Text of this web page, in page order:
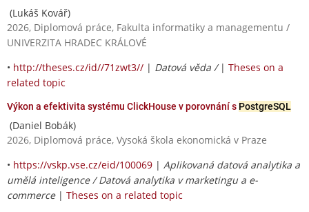
(Lukáš Kovář)
2026, Diplomová práce, Fakulta informatiky a managementu /
UNIVERZITA HRADEC KRÁLOVÉ
• http://theses.cz/id//71zwt3// | Datová věda / | Theses on a
related topic
Výkon a efektivita systému ClickHouse v porovnání s PostgreSQL
(Daniel Bobák)
2026, Diplomová práce, Vysoká škola ekonomická v Praze
• https://vskp.vse.cz/eid/100069 | Aplikovaná datová analytika a
umělá inteligence / Datová analytika v marketingu a e-
commerce| Theses on a related topic